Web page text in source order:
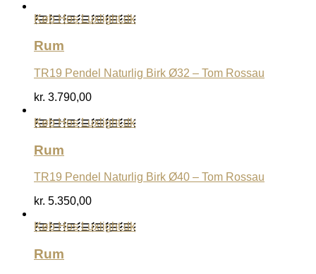
Køb Hos Luxlight.dk
Rum
TR19 Pendel Naturlig Birk Ø32 – Tom Rossau
kr. 3.790,00
Køb Hos Luxlight.dk
Rum
TR19 Pendel Naturlig Birk Ø40 – Tom Rossau
kr. 5.350,00
Køb Hos Luxlight.dk
Rum